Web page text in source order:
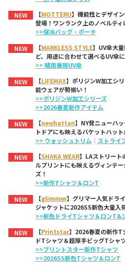
NEW
【MOTTERU】機能性とデザイ
登場！ワンランク上のノベルティ
>>保冷バッグ・ポーチ
NEW
【MARKLESS STYLE】UV傘大
ど、用途に合わせて選べるUV傘
>> 晴雨兼用UV傘
NEW
【LIFEMAX】ポリジンW加工シ
能ウェアが勢揃い！
>>ポリジンW加工シリーズ
>>2026春夏新作アイテム
NEW
【newhattan】NY発ニューハ
トドアにも映えるバケットハット
>> ウォッシュトリム ｜ ストライ
NEW
【SHAKA WEAR】LAストリート
ルプリントにも映えるヴィンテ
ズ！
>>新作Tシャツ＆ロンT
NEW
【glimmer】グリマー人気ドラ
ジャケットに2026SS新色大量入
>>新色ドライTシャツ＆ロンT&
NEW
【Printstar】2026春夏の新作T
ドTシャツ＆超厚手ビッグTシャ
>>プリントスター新作Tシャツ
>>2026SS新色Tシャツ＆ロンT